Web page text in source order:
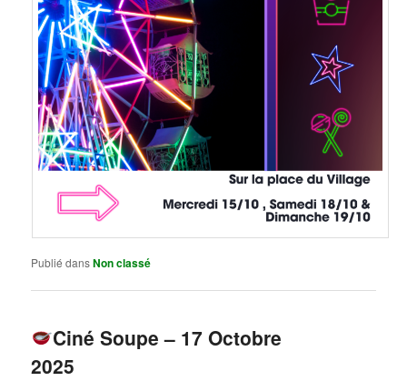
Publié dansNon classé
Ciné Soupe – 17 Octobre
2025